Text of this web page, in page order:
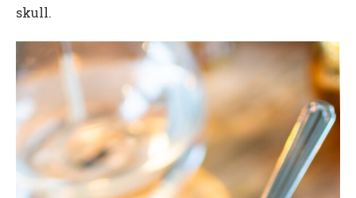
skull.